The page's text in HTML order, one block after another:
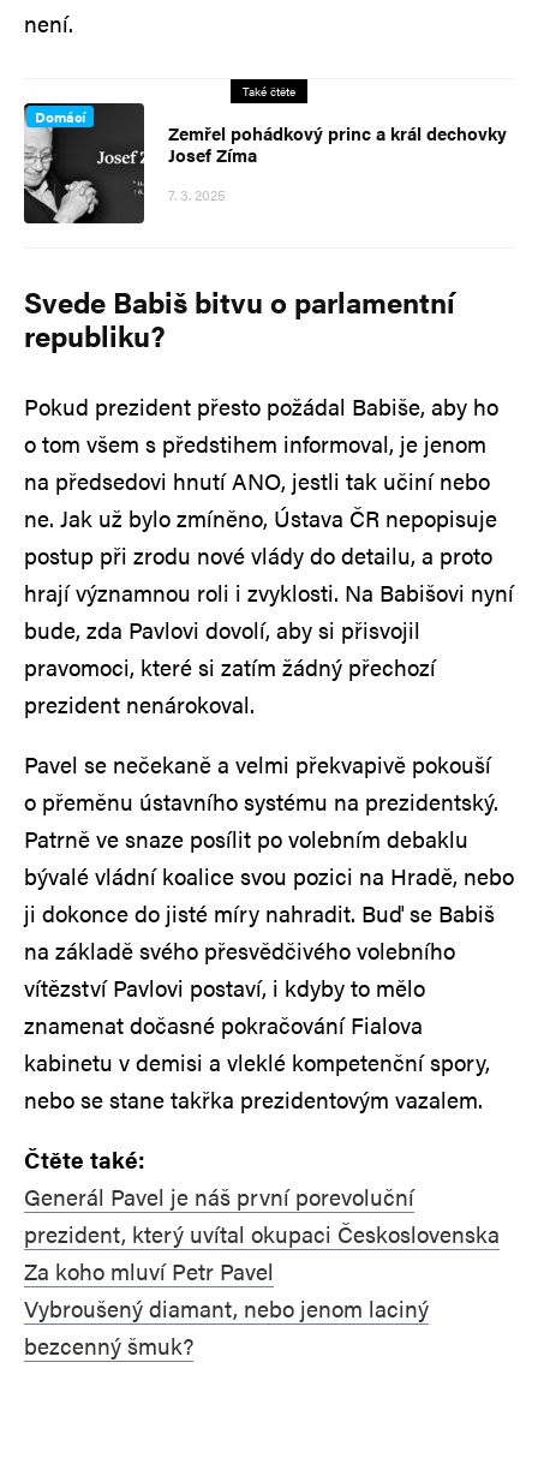
není.
Také čtěte
Domácí
Zemřel pohádkový princ a král dechovky
Josef Zíma
7. 3. 2025
Svede Babiš bitvu o parlamentní
republiku?
Pokud prezident přesto požádal Babiše, aby ho
o tom všem s předstihem informoval, je jenom
na předsedovi hnutí ANO, jestli tak učiní nebo
ne. Jak už bylo zmíněno, Ústava ČR nepopisuje
postup při zrodu nové vlády do detailu, a proto
hrají významnou roli i zvyklosti. Na Babišovi nyní
bude, zda Pavlovi dovolí, aby si přisvojil
pravomoci, které si zatím žádný přechozí
prezident nenárokoval.
Pavel se nečekaně a velmi překvapivě pokouší
o přeměnu ústavního systému na prezidentský.
Patrně ve snaze posílit po volebním debaklu
bývalé vládní koalice svou pozici na Hradě, nebo
ji dokonce do jisté míry nahradit. Buď se Babiš
na základě svého přesvědčivého volebního
vítězství Pavlovi postaví, i kdyby to mělo
znamenat dočasné pokračování Fialova
kabinetu v demisi a vleklé kompetenční spory,
nebo se stane takřka prezidentovým vazalem.
Čtěte také:
Generál Pavel je náš první porevoluční
prezident, který uvítal okupaci Československa
Za koho mluví Petr Pavel
Vybroušený diamant, nebo jenom laciný
bezcenný šmuk?